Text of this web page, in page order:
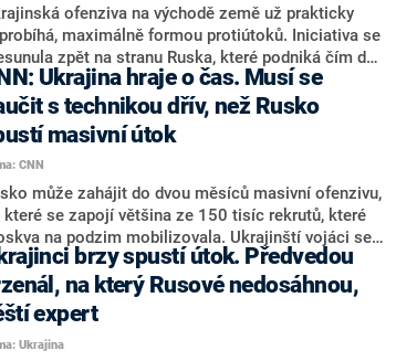
Stryker. Nakolik dokážou ruské armádě
vrásky a v čem vynikají na bojišti?
ofenziva na východě země už prakticky
maximálně formou protiútoků. Iniciativa se
zpět na stranu Ruska, které podniká čím dál
útočných akcí. Při nich ovšem často ztrácí velké
vojáků. Ve vysílání CNN Prima NEWS situaci
bojišti takto popsal vojenský analytik a pedagog
obrany Tomáš Řepa. Zároveň zmínil, že
tanky budou pro Ukrajinu sice přínosem, ale
nějaký čas je na bojišti neuvidíme, protože se s
Ukrajinci napřed musí naučit zacházet.
Ukrajina hraje o čas. Musí se
s technikou dřív, než Rusko
masivní útok
CNN
může zahájit do dvou měsíců masivní ofenzivu,
které se zapojí většina ze 150 tisíc rekrutů, které
na podzim mobilizovala. Ukrajinští vojáci se
rychle snaží seznamovat s technikou dodanou
aby mohli případné ofenzivě čelit. Vyplývá
z analýzy americké CNN.
brzy spustí útok. Předvedou
na který Rusové nedosáhnou,
expert
Ukrajina